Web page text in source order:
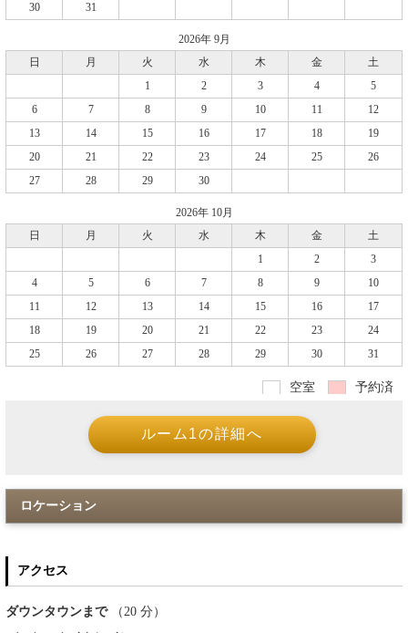
30
31
2026年 9月
日
月 火 水 木 金
土
1
2 3 4
5
6
7 8 9 10 11
12
13
14 15 16 17 18
19
20
21 22 23 24 25
26
27
28 29 30
2026年 10月
日
月 火 水 木 金
土
1
2
3
4
5 6 7 8 9
10
11
12 13 14 15 16
17
18
19 20 21 22 23
24
25
26 27 28 29 30 31
空室 予約済
ロケーション
アクセス
ダウンタウンまで（20 分）